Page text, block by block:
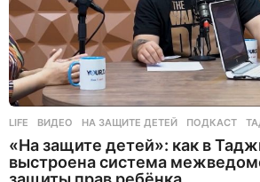
LIFE ВИДЕО ,НА ЗАЩИТЕ ДЕТЕЙ ,ПОДКАСТ ,
«На защите детей»: как в
выстроена система